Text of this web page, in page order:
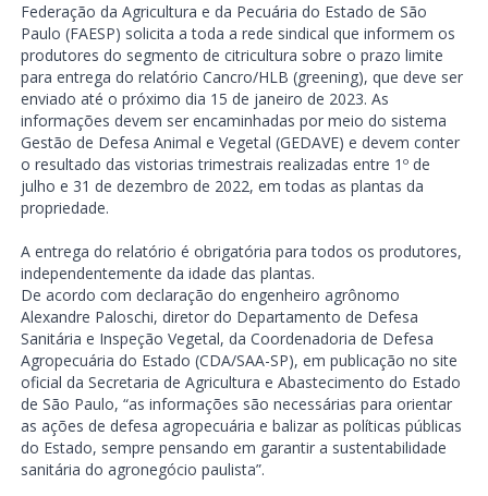
Federação da Agricultura e da Pecuária do Estado de São
Paulo (FAESP) solicita a toda a rede sindical que informem os
produtores do segmento de citricultura sobre o prazo limite
para entrega do relatório Cancro/HLB (greening), que deve ser
enviado até o próximo dia 15 de janeiro de 2023. As
informações devem ser encaminhadas por meio do sistema
Gestão de Defesa Animal e Vegetal (GEDAVE) e devem conter
o resultado das vistorias trimestrais realizadas entre 1º de
julho e 31 de dezembro de 2022, em todas as plantas da
propriedade.
A entrega do relatório é obrigatória para todos os produtores,
independentemente da idade das plantas.
De acordo com declaração do engenheiro agrônomo
Alexandre Paloschi, diretor do Departamento de Defesa
Sanitária e Inspeção Vegetal, da Coordenadoria de Defesa
Agropecuária do Estado (CDA/SAA-SP), em publicação no site
oficial da Secretaria de Agricultura e Abastecimento do Estado
de São Paulo, “as informações são necessárias para orientar
as ações de defesa agropecuária e balizar as políticas públicas
do Estado, sempre pensando em garantir a sustentabilidade
sanitária do agronegócio paulista”.